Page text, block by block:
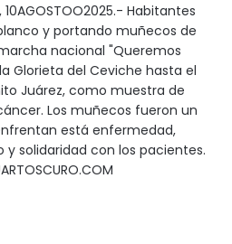
10AGOSTOO2025.- Habitantes
y portando muñecos de
nacional "Queremos
Glorieta del Ceviche hasta el
Juárez, como muestra de
Los muñecos fueron un
está enfermedad,
solidaridad con los pacientes.